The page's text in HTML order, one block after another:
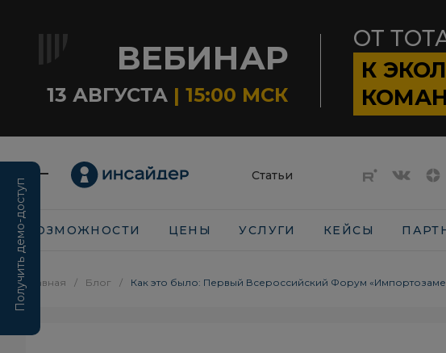
Получить демо-доступ
ВЕБИНАР
13 АВГУСТА | 15:00 МСК
ОТ
К
Статьи
ВОЗМОЖНОСТИ ЦЕНЫ УСЛУГИ КЕЙСЫ
Главная / Блог / Как это было: Первый Всероссийский Форум